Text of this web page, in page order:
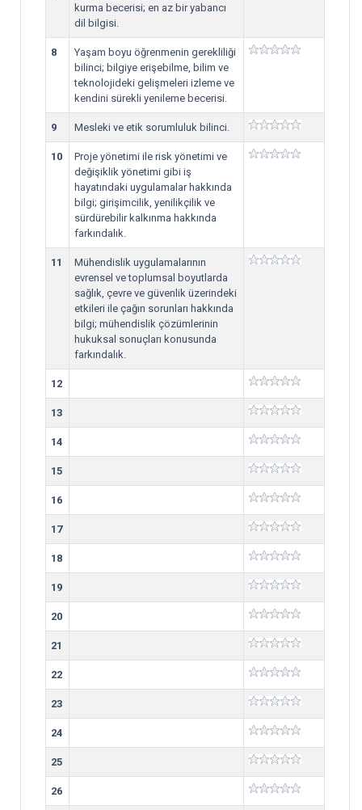
kurma becerisi; en az bir yabancı
dil bilgisi.
8
Yaşam boyu öğrenmenin gerekliliği
bilinci; bilgiye erişebilme, bilim ve
teknolojideki gelişmeleri izleme ve
kendini sürekli yenileme becerisi.
9 Mesleki ve etik sorumluluk bilinci.
10
Proje yönetimi ile risk yönetimi ve
değişiklik yönetimi gibi iş
hayatındaki uygulamalar hakkında
bilgi; girişimcilik, yenilikçilik ve
sürdürebilir kalkınma hakkında
farkındalık.
11
Mühendislik uygulamalarının
evrensel ve toplumsal boyutlarda
sağlık, çevre ve güvenlik üzerindeki
etkileri ile çağın sorunları hakkında
bilgi; mühendislik çözümlerinin
hukuksal sonuçları konusunda
farkındalık.
12
13
14
15
16
17
18
19
20
21
22
23
24
25
26